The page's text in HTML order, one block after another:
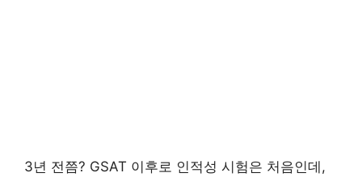
3년 전쯤? GSAT 이후로 인적성 시험은 처음인데,